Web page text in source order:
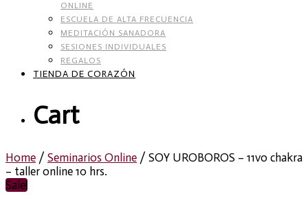
ONLINE
ESCUELA DE ALTA FRECUENCIA
MEDITACIÓN SANADORA
SESIONES INDIVIDUALES
REGALOS
TIENDA DE CORAZÓN
Cart
Home / Seminarios Online / SOY UROBOROS – 11vo chakra
– taller online 10 hrs.
Sale!